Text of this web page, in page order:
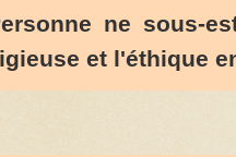
ne sous-
et l'éthique